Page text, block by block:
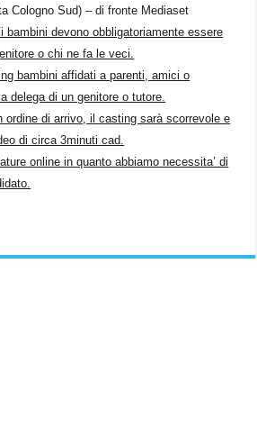
Cologno Sud) – di fronte Mediaset
bambini devono obbligatoriamente essere
o chi ne fa le veci.
bambini affidati a parenti, amici o
delega di un genitore o tutore.
ordine di arrivo, il casting sarà scorrevole e
di circa 3minuti cad.
online in quanto abbiamo necessita’ di